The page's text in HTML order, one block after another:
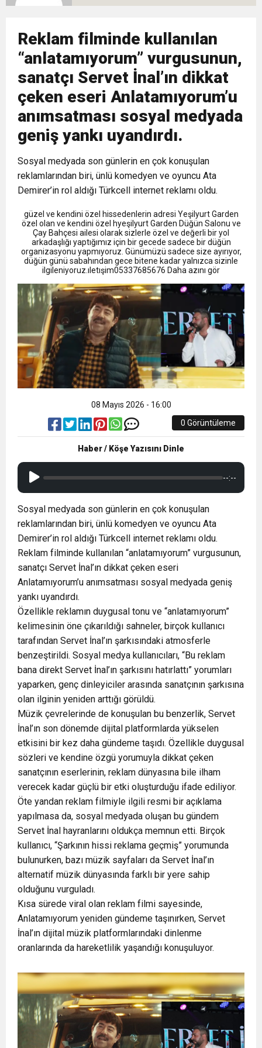
Tamamladı
18:59 Trabzonspor Mitongo Transferini KAP’a Bildirdi
22:58 Trabzonspor, Salah Transferinin Maliyetini
Reklam filminde kullanılan
“anlatamıyorum” vurgusunun,
sanatçı Servet İnal’ın dikkat
çeken eseri Anlatamıyorum’u
anımsatması sosyal medyada
geniş yankı uyandırdı.
Sosyal medyada son günlerin en çok konuşulan
reklamlarından biri, ünlü komedyen ve oyuncu Ata
Demirer’in rol aldığı Türkcell internet reklamı oldu.
güzel ve kendini özel hissedenlerin adresi Yeşilyurt Garden
özel olan ve kendini özel hyeşilyurt Garden Düğün Salonu ve
Çay Bahçesi ailesi olarak sizlerle özel ve değerli bir yol
arkadaşlığı yaptığımız için bir gecede sadece bir düğün
organizasyonu yapmıyoruz. Günümüzü sadece size ayırıyor,
düğün günü sabahından gece bitene kadar yalnızca sizinle
ilgileniyoruz.ıletışim05337685676 Daha azını gör
08 Mayıs 2026 - 16:00
0 Görüntüleme
Haber / Köşe Yazısını Dinle
--:--
Sosyal medyada son günlerin en çok konuşulan
reklamlarından biri, ünlü komedyen ve oyuncu Ata
Demirer’in rol aldığı Türkcell internet reklamı oldu.
Reklam filminde kullanılan “anlatamıyorum” vurgusunun,
sanatçı Servet İnal’ın dikkat çeken eseri
Anlatamıyorum’u anımsatması sosyal medyada geniş
yankı uyandırdı.
Özellikle reklamın duygusal tonu ve “anlatamıyorum”
kelimesinin öne çıkarıldığı sahneler, birçok kullanıcı
tarafından Servet İnal’ın şarkısındaki atmosferle
benzeştirildi. Sosyal medya kullanıcıları, “Bu reklam
bana direkt Servet İnal’ın şarkısını hatırlattı” yorumları
yaparken, genç dinleyiciler arasında sanatçının şarkısına
olan ilginin yeniden arttığı görüldü.
Müzik çevrelerinde de konuşulan bu benzerlik, Servet
İnal’ın son dönemde dijital platformlarda yükselen
etkisini bir kez daha gündeme taşıdı. Özellikle duygusal
sözleri ve kendine özgü yorumuyla dikkat çeken
sanatçının eserlerinin, reklam dünyasına bile ilham
verecek kadar güçlü bir etki oluşturduğu ifade ediliyor.
Öte yandan reklam filmiyle ilgili resmi bir açıklama
yapılmasa da, sosyal medyada oluşan bu gündem
Servet İnal hayranlarını oldukça memnun etti. Birçok
kullanıcı, “Şarkının hissi reklama geçmiş” yorumunda
bulunurken, bazı müzik sayfaları da Servet İnal’ın
alternatif müzik dünyasında farklı bir yere sahip
olduğunu vurguladı.
Kısa sürede viral olan reklam filmi sayesinde,
Anlatamıyorum yeniden gündeme taşınırken, Servet
İnal’ın dijital müzik platformlarındaki dinlenme
oranlarında da hareketlilik yaşandığı konuşuluyor.